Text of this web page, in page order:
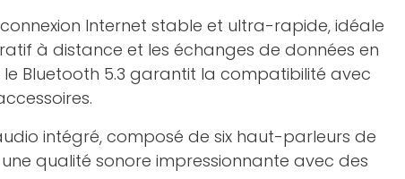
connexion Internet stable et ultra-rapide, idéale
à distance et les échanges de données en
Bluetooth 5.3 garantit la compatibilité avec
intégré, composé de six haut-parleurs de
qualité sonore impressionnante avec des